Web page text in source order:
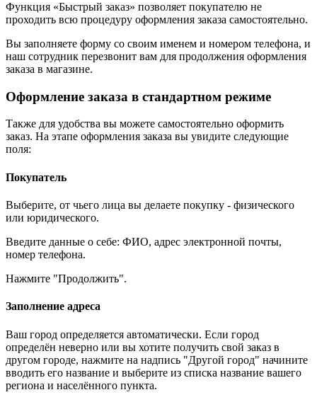
Функция «Быстрый заказ» позволяет покупателю не
проходить всю процедуру оформления заказа самостоятельно.
Вы заполняете форму со своим именем и номером телефона, и
наш сотрудник перезвонит вам для продолжения оформления
заказа в магазине.
Оформление заказа в стандартном режиме
Также для удобства вы можете самостоятельно оформить
заказ. На этапе оформления заказа вы увидите следующие
поля:
Покупатель
Выберите, от чьего лица вы делаете покупку - физического
или юридического.
Введите данные о себе: ФИО, адрес электронной почты,
номер телефона.
Нажмите "Продолжить".
Заполнение адреса
Ваш город определяется автоматически. Если город
определён неверно или вы хотите получить свой заказ в
другом городе, нажмите на надпись "Другой город" начините
вводить его название и выберите из списка название вашего
региона и населённого пункта.